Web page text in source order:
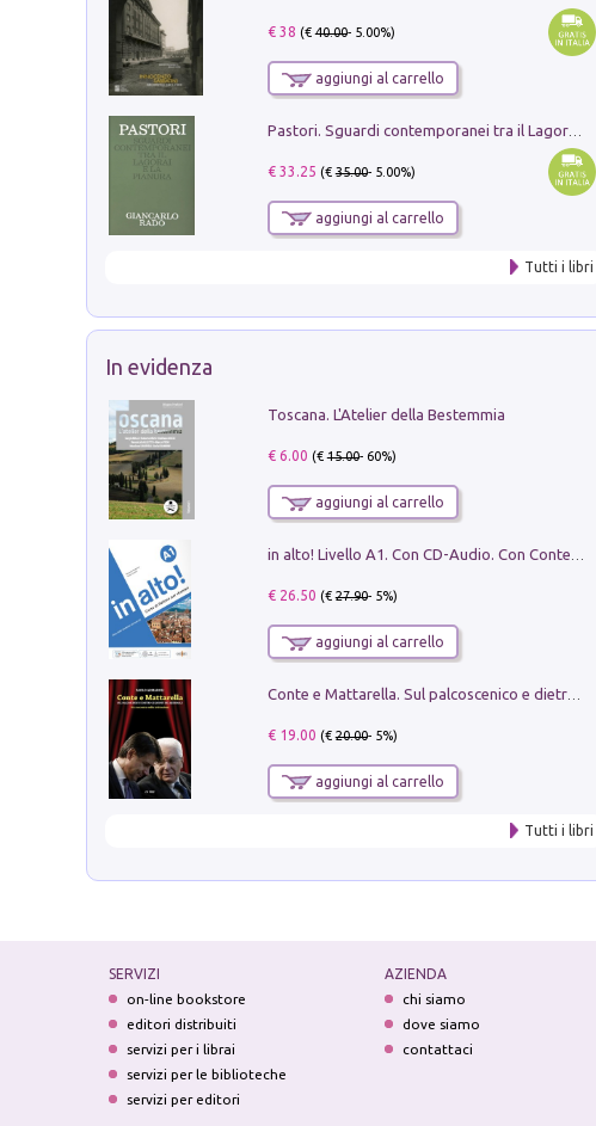
€ 38 (€40.00- 5.00%)
aggiungi al carrello
Pastori. Sguardi contemporanei tra il Lagorai e la pianura. Ediz. illustrata
€ 33.25 (€35.00- 5.00%)
aggiungi al carrello
Tutti i libri
In evidenza
Toscana. L'Atelier della Bestemmia
€ 6.00 (€15.00- 60%)
aggiungi al carrello
€ 26.50 (€27.90- 5%)
aggiungi al carrello
Conte e Mattarella. Sul palcoscenico e dietro le quinte del Quirinale. Un racconto sulle istituzioni
€ 19.00 (€20.00- 5%)
aggiungi al carrello
Tutti i libri
SERVIZI
on-line bookstore
editori distribuiti
servizi per i librai
servizi per le biblioteche
servizi per editori
AZIENDA
chi siamo
dove siamo
contattaci